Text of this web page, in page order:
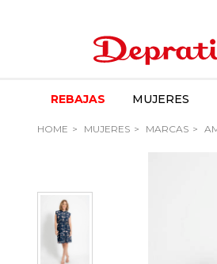
REBAJAS MUJERES
HOME MUJERES MARCAS